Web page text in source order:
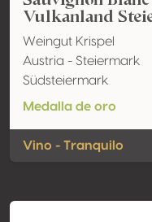
Vulkanland
Weingut Krispel
Austria - Steiermark
Südsteiermark
Medalla de oro
Vino - Tranquilo